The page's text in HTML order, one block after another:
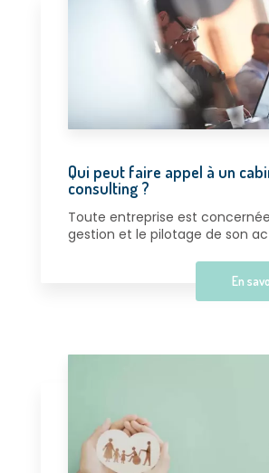
Qui peut faire appel à un
consulting ?
Toute entreprise est
gestion et le pilotage de son
En